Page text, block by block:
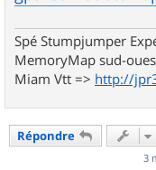
Spé Stumpjumper
MemoryMap sud-
Miam Vtt => http://
Répondre
3